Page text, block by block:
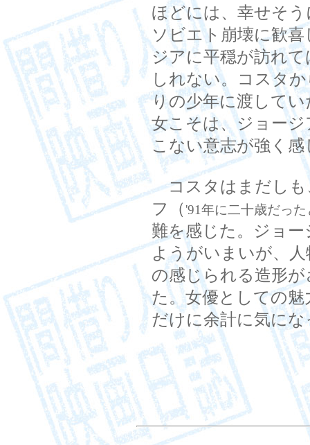
ほどには、幸せそ
ソビエト崩壊に歓
ジアに平穏が訪れ
しれない。コスタ
りの少年に渡して
女こそは、ジョー
こない意志が強く
コスタはまだしも
フ（ '91年に二十歳だっ
難を感じた。ジョ
ようがいまいが、
の感じられる造形
た。女優としての
だけに余計に気に